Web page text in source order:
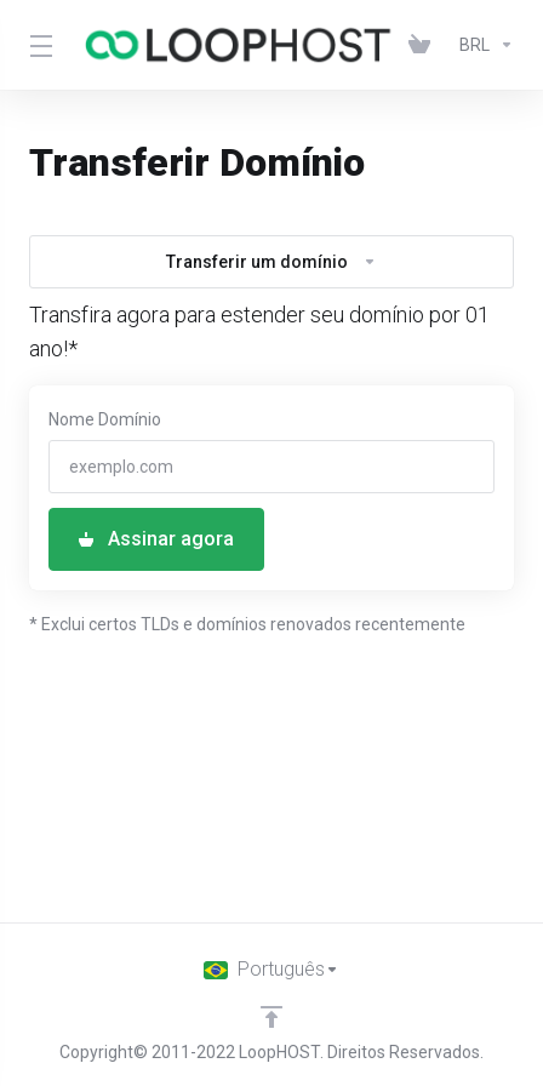
BRL
Transferir Domínio
Transferir um domínio
Transfira agora para estender seu domínio por 01
ano!*
Nome Domínio
Assinar agora
* Exclui certos TLDs e domínios renovados recentemente
Copyright© 2011-2022 LoopHOST. Direitos Reservados.
Português